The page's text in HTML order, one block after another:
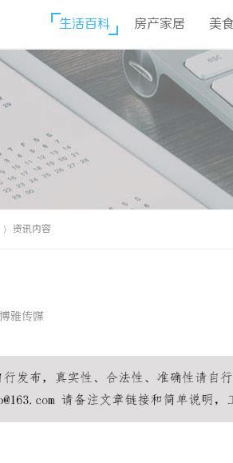
生活百科 房产家居 美
资讯内容
雅传媒